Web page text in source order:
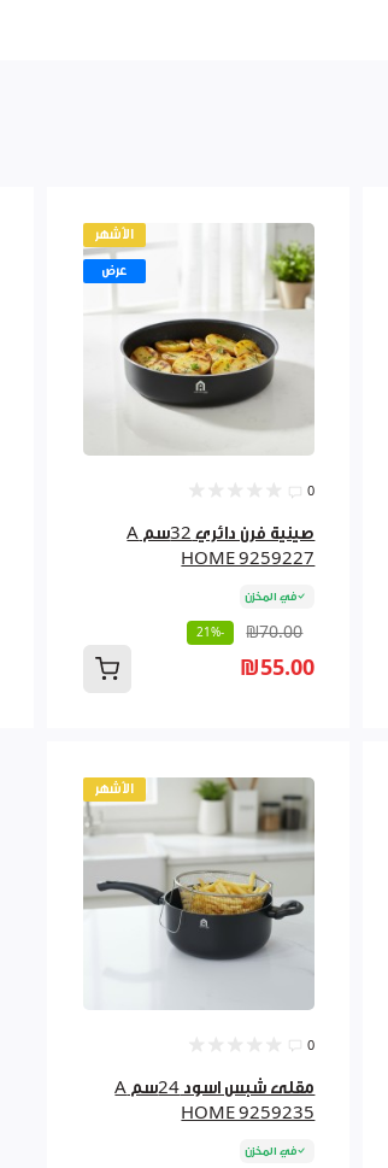
الأشهر
عرض
0
صينية فرن دائري 32سم A
HOME 9259227
في المخزن
₪70.00
-21%
₪55.00
الأشهر
0
مقلى شبس اسود 24سم A
HOME 9259235
في المخزن